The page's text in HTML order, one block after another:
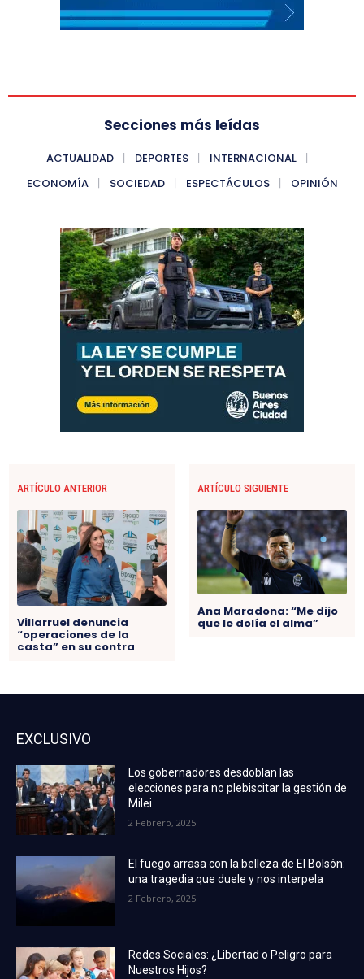
Secciones más leídas
ACTUALIDAD DEPORTES
INTERNACIONAL
ECONOMÍA
SOCIEDAD ESPECTÁCULOS OPINIÓN
ARTÍCULO ANTERIOR
Villarruel denuncia
“operaciones de la
casta” en su contra
ARTÍCULO SIGUIENTE
Ana Maradona: “Me dijo
que le dolía el alma”
EXCLUSIVO
Los gobernadores desdoblan las
elecciones para no plebiscitar la gestión de
Milei
2 Febrero, 2025
El fuego arrasa con la belleza de El Bolsón:
una tragedia que duele y nos interpela
2 Febrero, 2025
Redes Sociales: ¿Libertad o Peligro para
Nuestros Hijos?